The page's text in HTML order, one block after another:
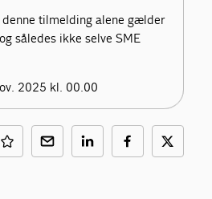
tilmelding alene gælder
således ikke selve SME
2025 kl. 00.00